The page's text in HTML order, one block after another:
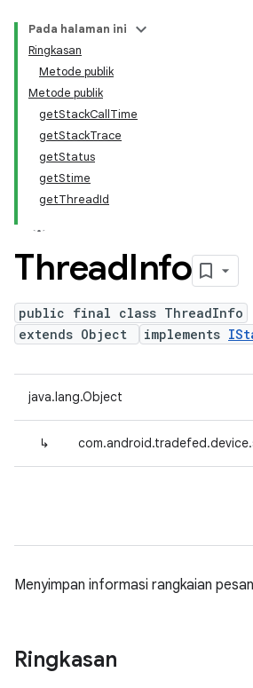
Pada halaman ini
Ringkasan
Metode publik
Metode publik
getStackCallTime
getStackTrace
getStatus
getStime
getThreadId
ThreadInfo
public final class ThreadInfo
extends Object
implements
java.lang.Object
↳
Menyimpan informasi rangkaian
Ringkasan